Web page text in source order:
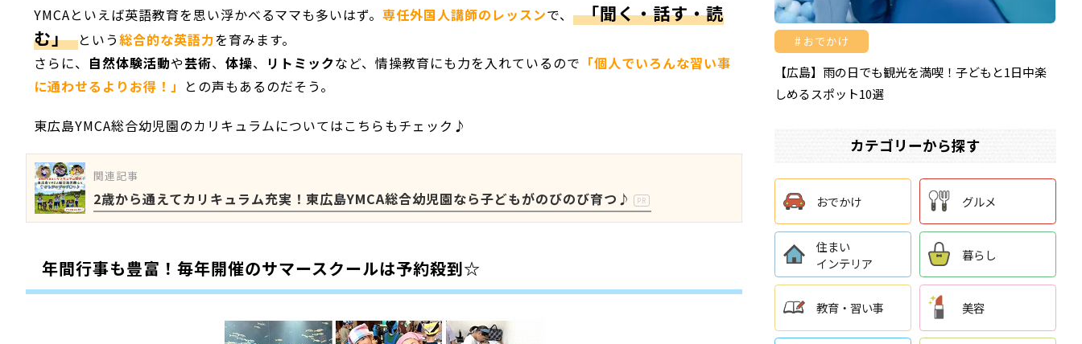
YMCAといえば英語教育を思い浮かべるママも多いはず。 専任外国人講師のレッスンで、
「聞く・話す・読
む」 という総合的な英語力を育みます。
さらに、 自然体験活動や芸術、 体操、 リトミックなど、情操教育にも力を入れているので 「個人でいろんな習い事
に通わせるよりお得！」 との声もあるのだそう。
東広島YMCA総合幼児園のカリキュラムについてはこちらもチェック♪
関連記事
2歳から通えてカリキュラム充実！東広島YMCA総合幼児園なら子どもがのびのび育つ♪ PR
年間行事も豊富！毎年開催のサマースクールは予約殺到☆
おでかけ
【広島】雨の日でも観光を満喫！子どもと1日中楽
しめるスポット10選
カテゴリーから探す
おでかけ グルメ
住まい
インテリア
暮らし
教育・習い事 美容